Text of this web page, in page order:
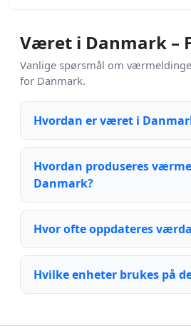
Været i Danmark –
Vanlige spørsmål om
for Danmark.
Hvordan er været i
Hvordan produseres
Danmark?
Hvor ofte oppdateres
Hvilke enheter brukes på